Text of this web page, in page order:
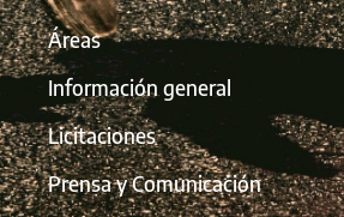
Áreas
Información general
Licitaciones
Prensa y Comunicación